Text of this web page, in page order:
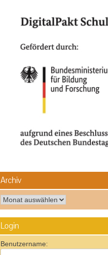
Archiv
Archiv
Login
Benutzername: